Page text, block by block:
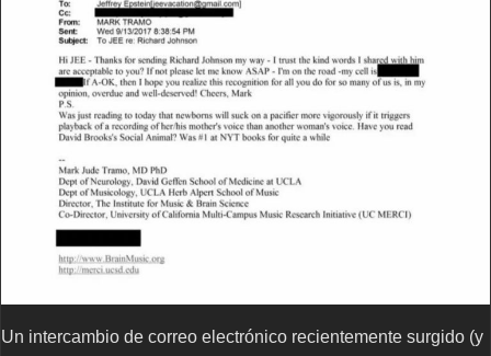
Un intercambio de correo electrónico recientemente surgido (y